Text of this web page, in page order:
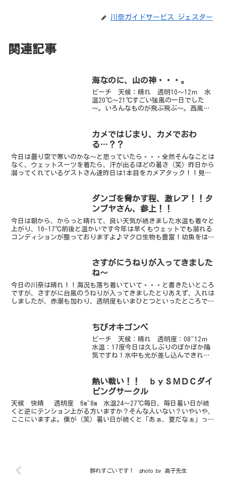
川奈ガイドサービス ジェスター
関連記事
海なのに、山の神・・・。
ビーチ 天候：晴れ 透明10～12ｍ 水
温20℃～21℃すごい強風の一日でした
～。いろんなものが飛ぶ飛ぶ～。西風だ
同じ場所にいますよ～。必ず、海なのに
「ヤマノカミ」って...
カメではじまり、カメでおわ
る…？？
今日は曇り空で寒いのかな～と思っていたら・・・全然そんなことは
なく、ウェットスーツを着たら、汗が出るほどの暑さ（笑）昨日から
潜ってくれているゲストさん達昨日は1本目をカメアタック！！見
ダンゴを脅かす程、激レア！！タ
ンブヤさん、参上！！
今日は朝から、からっと晴れて、良い天気が続きました水温も着々と
上がり、16-17℃前後と温かいです今年は早くもウェットでも潜れる
コンディションが整っておりますよ♪マクロ生物も豊富！幼魚をはじ
さすがにうねりが入ってきました
ね～
今日の川奈は晴れ！！海況も落ち着いていて・・・と書きたいところ
ですが、さすがに台風のうねりが入ってきましたとりあえず、入れは
しましたが、赤潮も加わり、透明度もいまひとつといったところです
ちびオキゴンベ
ビーチ 天候：晴れ 透明度：08~12ｍ
水温：17度今日は久しぶりのぽかぽか陽
気ですね！水中も光が差し込んできれい
奥はやや白濁しています。それでもすが
すがしいブルーが...
熱い戦い！！ ｂｙＳＭＤＣダイ
ビングサークル
天候 快晴 透明度 6m~8m 水温24～27℃毎日、毎日暑い日が続
くと逆にテンション上がる方いますか？そんな人いない？いやいや、
ここにいますよ。僕が（笑）暑い日が続くと「あぁ、夏だなぁ」って
群れすごいです！ photo by 高子先生